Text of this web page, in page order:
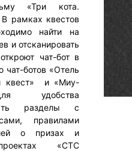
«Три кота.
рамках квестов
найти на
и отсканировать
чат-бот в
ботов «Отель
квест» и «Миу-
удобства
разделы с
правилами
о призах и
«СТС